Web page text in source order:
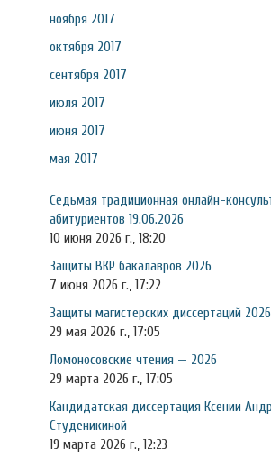
ноября 2017
октября 2017
сентября 2017
июля 2017
июня 2017
мая 2017
Седьмая традиционная онлайн-
абитуриентов 19.06.2026
10 июня 2026 г., 18:20
Защиты ВКР бакалавров 2026
7 июня 2026 г., 17:22
Защиты магистерских диссертаций 2026
29 мая 2026 г., 17:05
Ломоносовские чтения — 2026
29 марта 2026 г., 17:05
Кандидатская диссертация Ксении
Студеникиной
19 марта 2026 г., 12:23